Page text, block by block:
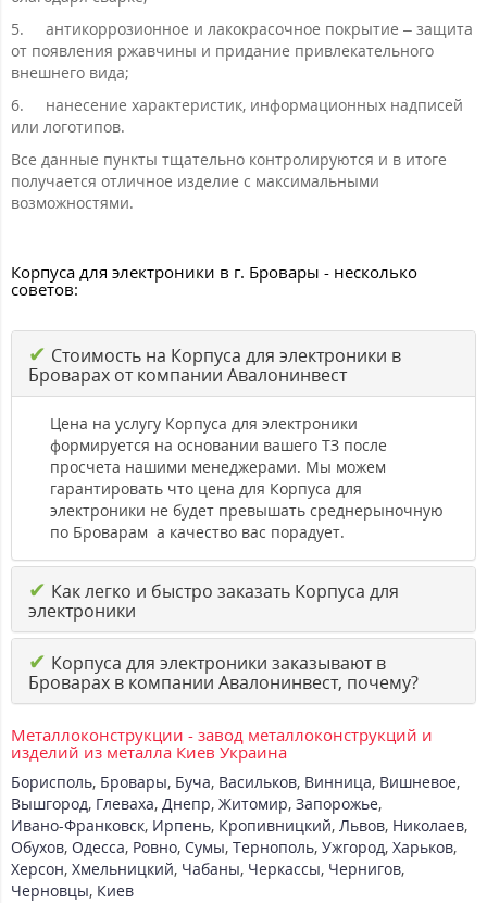
5.
антикоррозионное и лакокрасочное покрытие – защита
от появления ржавчины и придание привлекательного
внешнего вида;
6.
нанесение характеристик, информационных надписей
или логотипов.
Все данные пункты тщательно контролируются и в итоге
получается отличное изделие с максимальными
возможностями.
Корпуса для электроники в г. Бровары - несколько
советов:
✔ Стоимость на Корпуса для электроники в
Броварах от компании Авалонинвест
Цена на услугу Корпуса для электроники
формируется на основании вашего ТЗ после
просчета нашими менеджерами. Мы можем
гарантировать что цена для Корпуса для
электроники не будет превышать среднерыночную
по Броварам а качество вас порадует.
✔ Как легко и быстро заказать Корпуса для
электроники
✔ Корпуса для электроники заказывают в
Броварах в компании Авалонинвест, почему?
Металлоконструкции - завод металлоконструкций и
изделий из металла Киев Украина
Борисполь, Бровары, Буча, Васильков, Винница, Вишневое,
Вышгород, Глеваха, Днепр, Житомир, Запорожье,
Ивано-Франковск, Ирпень, Кропивницкий, Львов, Николаев,
Обухов, Одесса, Ровно, Сумы, Тернополь, Ужгород, Харьков,
Херсон, Хмельницкий, Чабаны, Черкассы, Чернигов,
Черновцы, Киев